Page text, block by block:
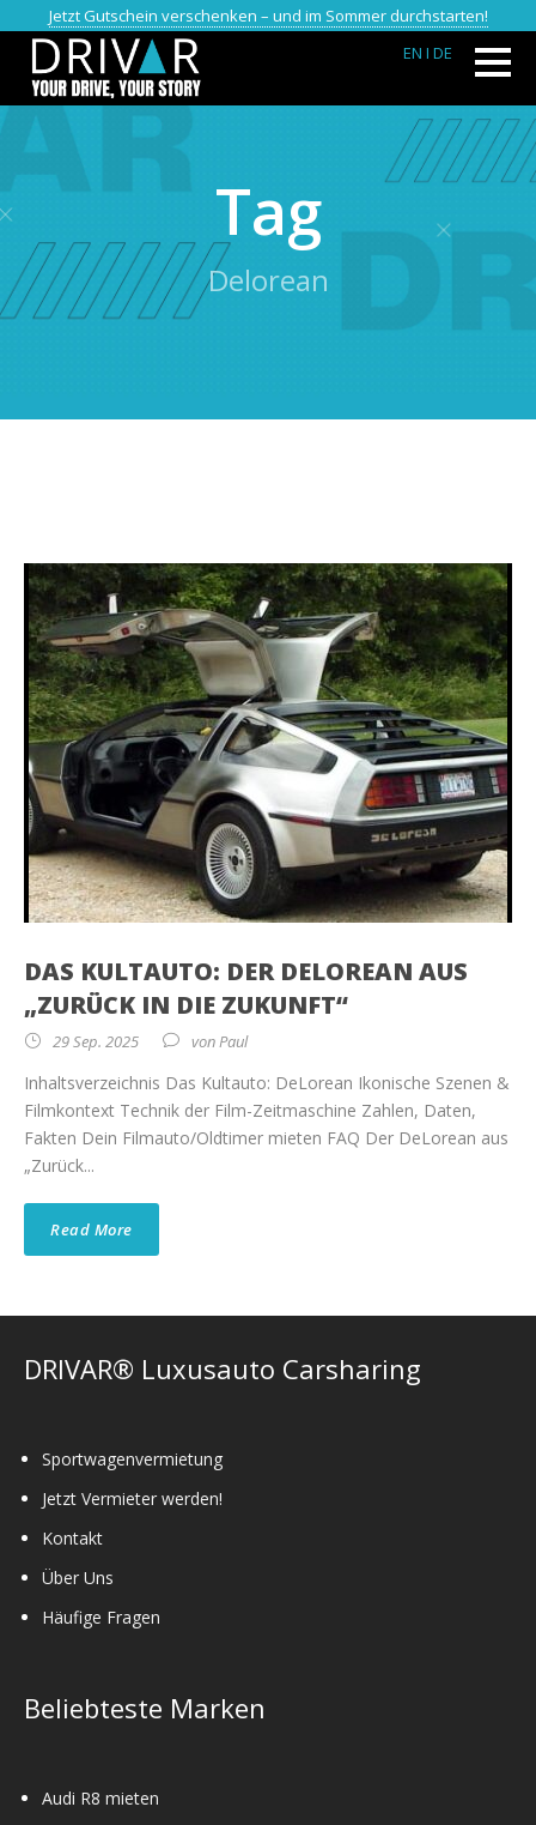
Jetzt Gutschein verschenken – und im Sommer durchstarten!
EN I DE
Tag
Delorean
DAS KULTAUTO: DER DELOREAN AUS
„ZURÜCK IN DIE ZUKUNFT“
29 Sep. 2025 vonPaul
Inhaltsverzeichnis Das Kultauto: DeLorean Ikonische Szenen &
Filmkontext Technik der Film-Zeitmaschine Zahlen, Daten,
Fakten Dein Filmauto/Oldtimer mieten FAQ Der DeLorean aus
„Zurück...
Read More
DRIVAR® Luxusauto Carsharing
Sportwagenvermietung
Jetzt Vermieter werden!
Kontakt
Über Uns
Häufige Fragen
Beliebteste Marken
Audi R8 mieten